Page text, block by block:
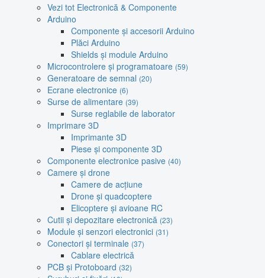
Vezi tot Electronică & Componente
Arduino
Componente și accesorii Arduino
Plăci Arduino
Shields și module Arduino
Microcontrolere și programatoare (59)
Generatoare de semnal (20)
Ecrane electronice (6)
Surse de alimentare (39)
Surse reglabile de laborator
Imprimare 3D
Imprimante 3D
Piese și componente 3D
Componente electronice pasive (40)
Camere și drone
Camere de acțiune
Drone și quadcoptere
Elicoptere și avioane RC
Cutii și depozitare electronică (23)
Module și senzori electronici (31)
Conectori și terminale (37)
Cablare electrică
PCB și Protoboard (32)